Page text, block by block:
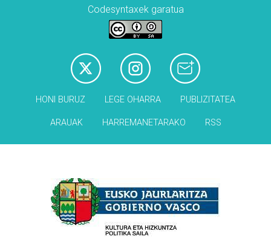
Codesyntaxek garatua
HONI BURUZ LEGE OHARRA PUBLIZITATEA
ARAUAK HARREMANETARAKO RSS